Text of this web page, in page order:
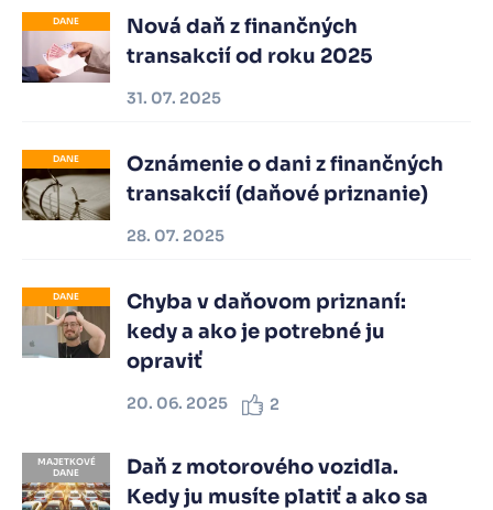
DANE
Nová daň z finančných
transakcií od roku 2025
31. 07. 2025
DANE
Oznámenie o dani z finančných
transakcií (daňové priznanie)
28. 07. 2025
DANE
Chyba v daňovom priznaní:
kedy a ako je potrebné ju
opraviť
20. 06. 2025 2
MAJETKOVÉ
DANE
Daň z motorového vozidla.
Kedy ju musíte platiť a ako sa